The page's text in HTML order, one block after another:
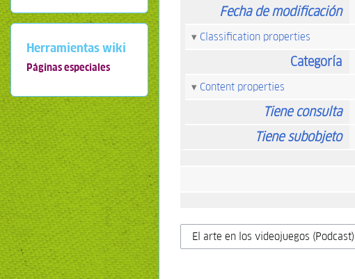
Fecha de modificación
Classification properties
Categoría
Content properties
Tiene consulta
Tiene subobjeto
Herramientas wiki
Páginas especiales